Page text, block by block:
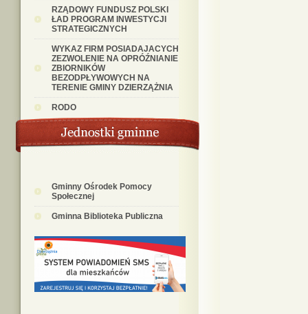
RZĄDOWY FUNDUSZ POLSKI
ŁAD PROGRAM INWESTYCJI
STRATEGICZNYCH
WYKAZ FIRM POSIADAJACYCH
ZEZWOLENIE NA OPRÓŹNIANIE
ZBIORNIKÓW
BEZODPŁYWOWYCH NA
TERENIE GMINY DZIERZĄŻNIA
RODO
Gminny Ośrodek Pomocy
Społecznej
Gminna Biblioteka Publiczna